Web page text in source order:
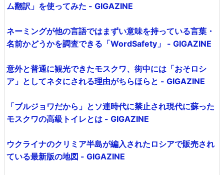
ム翻訳」を使ってみた - GIGAZINE
ネーミングが他の言語ではまずい意味を持っている言葉・
名前かどうかを調査できる「WordSafety」 - GIGAZINE
意外と普通に観光できたモスクワ、街中には「おそロシ
ア」としてネタにされる理由がちらほらと - GIGAZINE
「ブルジョワだから」とソ連時代に禁止され現代に蘇った
モスクワの高級トイレとは - GIGAZINE
ウクライナのクリミア半島が編入されたロシアで販売され
ている最新版の地図 - GIGAZINE